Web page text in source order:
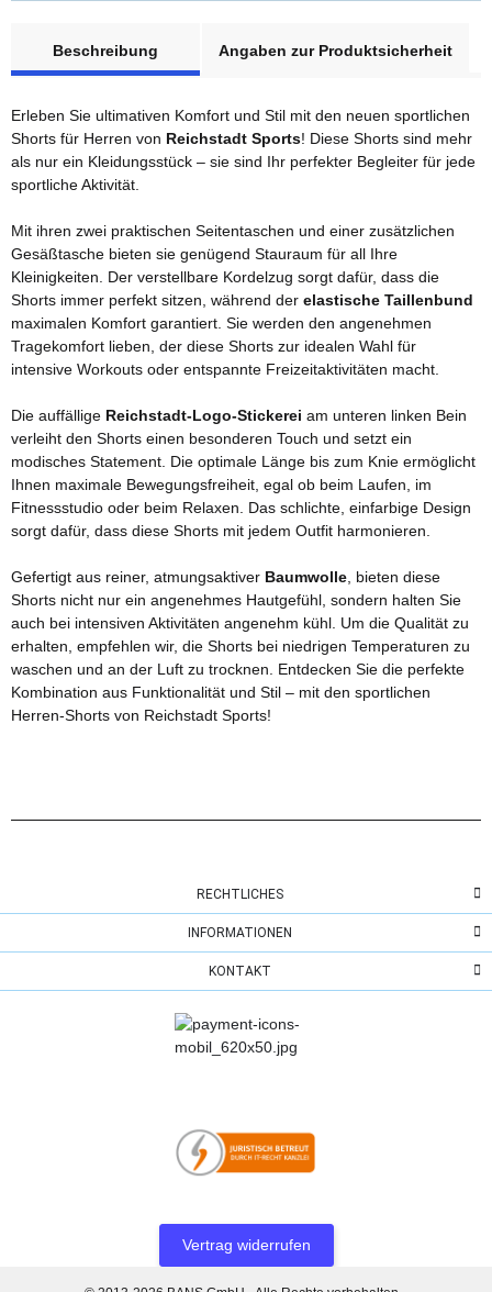
Beschreibung
Angaben zur Produktsicherheit
Erleben Sie ultimativen Komfort und Stil mit den neuen sportlichen
Shorts für Herren von Reichstadt Sports! Diese Shorts sind mehr
als nur ein Kleidungsstück – sie sind Ihr perfekter Begleiter für jede
sportliche Aktivität.
Mit ihren zwei praktischen Seitentaschen und einer zusätzlichen
Gesäßtasche bieten sie genügend Stauraum für all Ihre
Kleinigkeiten. Der verstellbare Kordelzug sorgt dafür, dass die
Shorts immer perfekt sitzen, während der elastische Taillenbund
maximalen Komfort garantiert. Sie werden den angenehmen
Tragekomfort lieben, der diese Shorts zur idealen Wahl für
intensive Workouts oder entspannte Freizeitaktivitäten macht.
Die auffällige Reichstadt-Logo-Stickerei am unteren linken Bein
verleiht den Shorts einen besonderen Touch und setzt ein
modisches Statement. Die optimale Länge bis zum Knie ermöglicht
Ihnen maximale Bewegungsfreiheit, egal ob beim Laufen, im
Fitnessstudio oder beim Relaxen. Das schlichte, einfarbige Design
sorgt dafür, dass diese Shorts mit jedem Outfit harmonieren.
Gefertigt aus reiner, atmungsaktiver Baumwolle , bieten diese
Shorts nicht nur ein angenehmes Hautgefühl, sondern halten Sie
auch bei intensiven Aktivitäten angenehm kühl. Um die Qualität zu
erhalten, empfehlen wir, die Shorts bei niedrigen Temperaturen zu
waschen und an der Luft zu trocknen. Entdecken Sie die perfekte
Kombination aus Funktionalität und Stil – mit den sportlichen
Herren-Shorts von Reichstadt Sports!
RECHTLICHES
INFORMATIONEN
KONTAKT
Vertrag widerrufen